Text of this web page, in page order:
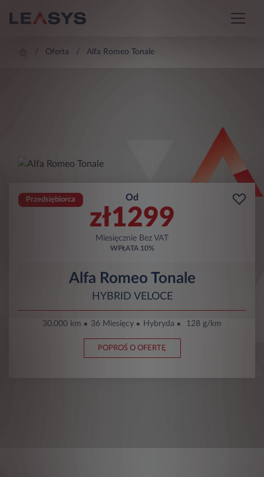
Oferta Alfa Romeo Tonale
Przedsiębiorca Od
zł1299
Miesięcznie Bez VAT
WPŁATA 10%
Alfa Romeo Tonale
HYBRID VELOCE
30.000 km 36 Miesięcy Hybryda 128 g/km
POPROŚ O OFERTĘ